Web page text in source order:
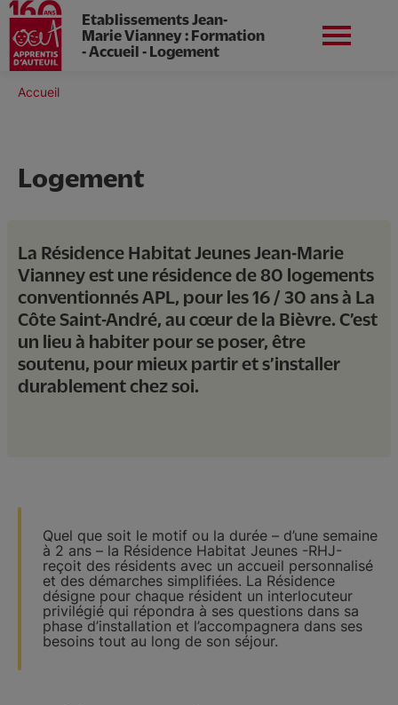
Etablissements Jean-
Marie Vianney : Formation
- Accueil - Logement
Nos formations
La vie à Jean-Marie Vianney
Fil
Accueil
Logement
La Résidence Habitat Jeunes Jean-Marie
Vianney est une résidence de 80 logements
conventionnés APL, pour les 16 / 30 ans à La
Côte Saint-André, au cœur de la Bièvre. C’est
un lieu à habiter pour se poser, être
soutenu, pour mieux partir et s’installer
durablement chez soi.
Quel que soit le motif ou la durée – d’une semaine
à 2 ans – la Résidence Habitat Jeunes -RHJ-
reçoit des résidents avec un accueil personnalisé
et des démarches simplifiées. La Résidence
désigne pour chaque résident un interlocuteur
privilégié qui répondra à ses questions dans sa
phase d’installation et l’accompagnera dans ses
besoins tout au long de son séjour.